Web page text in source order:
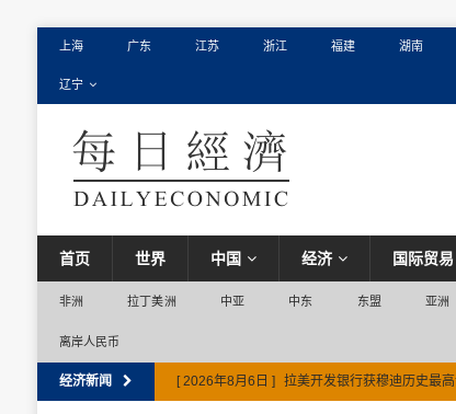
上海 广东 江苏 浙江 福建 湖南
辽宁
首页 世界 中国 经济 国际贸易
非洲 拉丁美洲 中亚 中东 东盟 亚洲
离岸人民币
经济新闻 [ 2026年8月6日 ] 拉美开发银行获穆迪历史最